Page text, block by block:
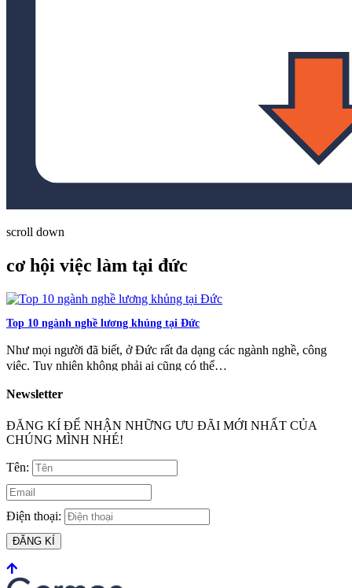
scroll down
cơ hội việc làm tại đức
Top 10 ngành nghề lương khủng tại Đức
Như mọi người đã biết, ở Đức rất đa dạng các ngành nghề, công
việc. Tuy nhiên không phải ai cũng có thể…
Newsletter
ĐĂNG KÍ ĐỂ NHẬN NHỮNG ƯU ĐÃI MỚI NHẤT CỦA
CHÚNG MÌNH NHÉ!
Tên:
Điện thoại:
ĐĂNG KÍ